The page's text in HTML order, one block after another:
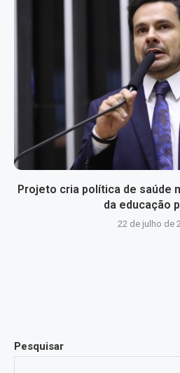
Projeto cria política de saúde
da educação
22 de julho de
Pesquisar